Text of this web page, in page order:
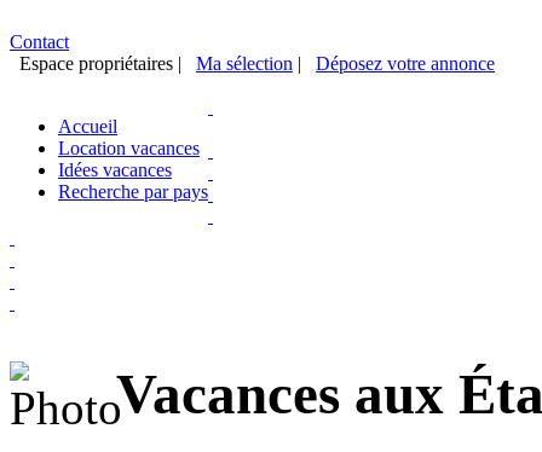
Contact
Espace propriétaires | Ma sélection | Déposez votre annonce
Accueil
Location vacances
Idées vacances
Recherche par pays
Vacances aux